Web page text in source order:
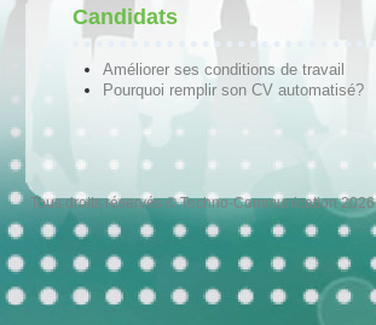
Candidats
Améliorer ses conditions de travail
Pourquoi remplir son CV automatisé?
Tous droits réservés © Techno-Communication 2026